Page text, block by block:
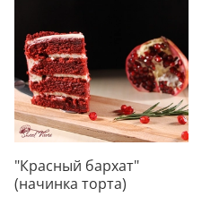
"Красный бархат"
(начинка торта)